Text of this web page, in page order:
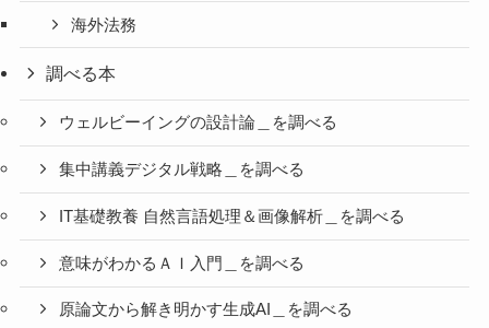
海外法務
調べる本
ウェルビーイングの設計論＿を調べる
集中講義デジタル戦略＿を調べる
IT基礎教養 自然言語処理＆画像解析＿を調べる
意味がわかるＡＩ入門＿を調べる
原論文から解き明かす生成AI＿を調べる